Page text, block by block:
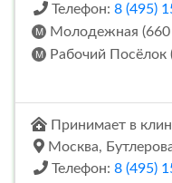
Телефон: 8 (495)
Молодежная
Рабочий Посёлок
Принимает в
Москва,
Телефон: 8 (495)